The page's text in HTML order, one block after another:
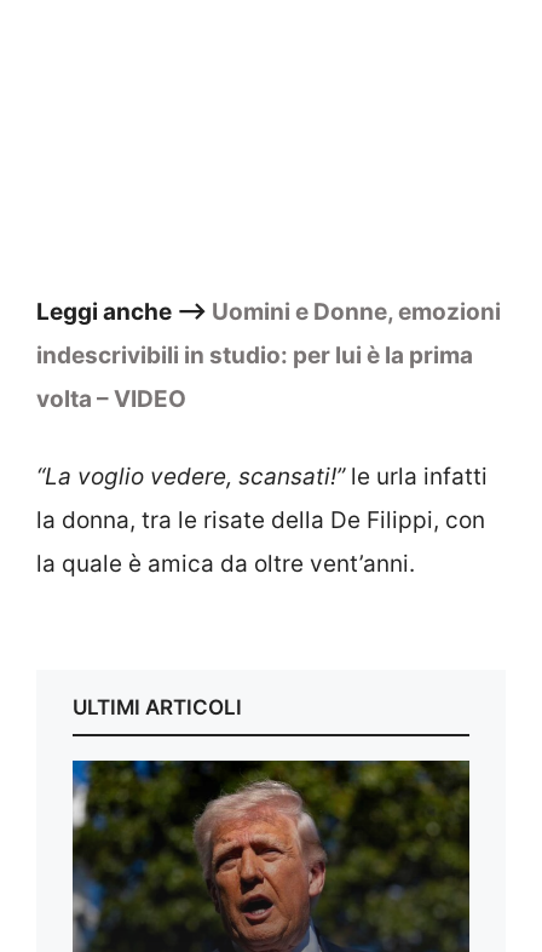
Leggi anche –> Uomini e Donne, emozioni
indescrivibili in studio: per lui è la prima
volta – VIDEO
“La voglio vedere, scansati!”le urla infatti
la donna, tra le risate della De Filippi, con
la quale è amica da oltre vent’anni.
ULTIMI ARTICOLI